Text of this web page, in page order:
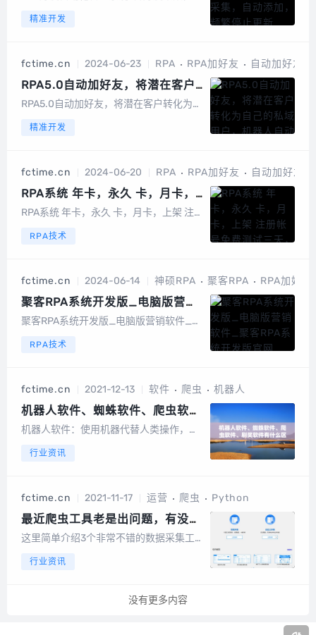
精准开发
fctime.cn 2024-06-23 RPA RPA加好友 自动加好友
RPA5.0自动加好友，将潜在客户
转化为自己的私域用户，机器人自
RPA5.0自动加好友，将潜在客户转化为自
新客户开发加好友全自动客户备份全自动
精准开发
fctime.cn 2024-06-20 RPA RPA加好友 自动加好友
RPA系统 年卡，永久 卡，月卡，
上架 注册帐号免费测试三天，先
RPA系统 年卡，永久 卡，月卡，上架 注
PC端智能自动化，100%模拟人工独家检
支持五个账号同时在线支持表格数据一...
RPA技术
fctime.cn 2024-06-14 神硕RPA 聚客RPA RPA加好友
聚客RPA系统开发版_电脑版营销
软件_聚客RPA系统开发版官网
聚客RPA系统开发版_电脑版营销软件_聚
100%模拟人工独家功能:独家检测帐号权
动休息1-2天，其余号正常运行独...
RPA技术
fctime.cn 2021-12-13 软件 爬虫 机器人
机器人软件、蜘蛛软件、爬虫软
件、刷奖软件有什么区别？
机器人软件：使用机器代替人类操作，从
购票软件，就属于机器人软件爬虫工具。
件，爬取内容，然后抓取保存到本地...
行业资讯
fctime.cn 2021-11-17 运营 爬虫 Python
最近爬虫工具老是出问题，有没有
其他采数据的工具？
这里简单介绍3个非常不错的数据采集工
集 和精准采集 ，对于大多数网页数据来
需编写一行代码，操作简单，容易学习，
行业资讯
没有更多内容